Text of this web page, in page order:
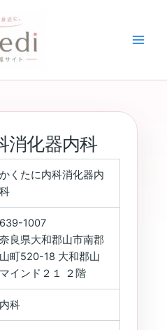
消化器内科
かくたに内科消化器内
科
639-1007
奈良県大和郡山市南郡
山町520-18 大和郡山
マインド２１ ２階
内科